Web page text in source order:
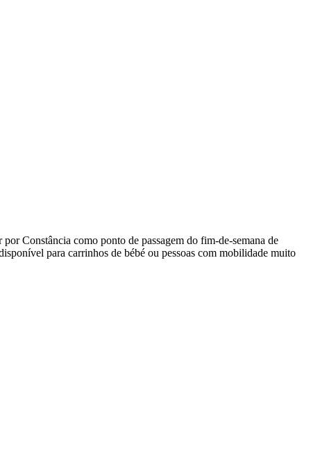
Constância como ponto de passagem do fim-de-semana de
para carrinhos de bébé ou pessoas com mobilidade muito